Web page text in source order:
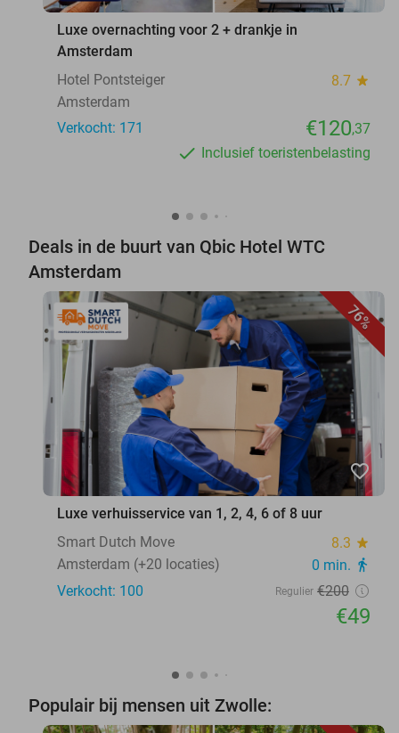
Luxe overnachting voor 2 + drankje in
Amsterdam
Hotel Pontsteiger
8.7 star
Amsterdam
Verkocht: 171
€120,37
Inclusief toeristenbelasting
Deals in de buurt van Qbic Hotel WTC
Amsterdam
76%
favorite_border
Luxe verhuisservice van 1, 2, 4, 6 of 8 uur
Smart Dutch Move
8.3 star
Amsterdam (+20 locaties) 0 min. directions_walk
Verkocht: 100 Regulier €200
€49
Populair bij mensen uit Zwolle: